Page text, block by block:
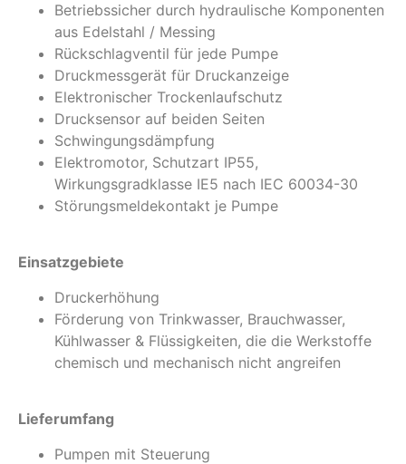
Betriebssicher durch hydraulische Komponenten
aus Edelstahl / Messing
Rückschlagventil für jede Pumpe
Druckmessgerät für Druckanzeige
Elektronischer Trockenlaufschutz
Drucksensor auf beiden Seiten
Schwingungsdämpfung
Elektromotor, Schutzart IP55,
Wirkungsgradklasse IE5 nach IEC 60034-30
Störungsmeldekontakt je Pumpe
Einsatzgebiete
Druckerhöhung
Förderung von Trinkwasser, Brauchwasser,
Kühlwasser & Flüssigkeiten, die die Werkstoffe
chemisch und mechanisch nicht angreifen
Lieferumfang
Pumpen mit Steuerung